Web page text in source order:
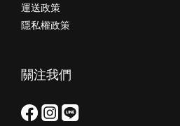
運送政策
隱私權政策
關注我們